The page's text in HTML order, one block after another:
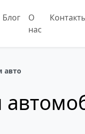
Блог
О
нас
авто